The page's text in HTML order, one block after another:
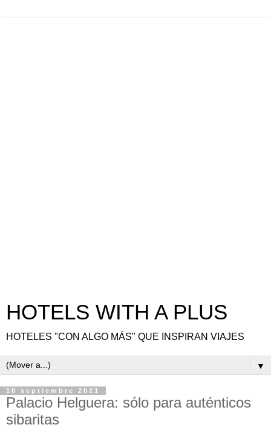
HOTELS WITH A PLUS
HOTELES "CON ALGO MÁS" QUE INSPIRAN VIAJES
▼
10 septiembre 2021
Palacio Helguera: sólo para auténticos
sibaritas